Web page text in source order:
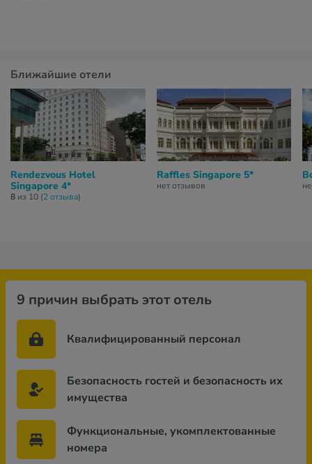
Ближайшие отели
Rendezvous Hotel
Singapore 4*
8 из 10 (2 отзывa)
Raffles Singapore 5*
нет отзывов
9 причин выбрать этот отель
Квалифицированный персонал
Безопасность гостей и безопасность их
имущества
Функциональные, укомплектованные
номера